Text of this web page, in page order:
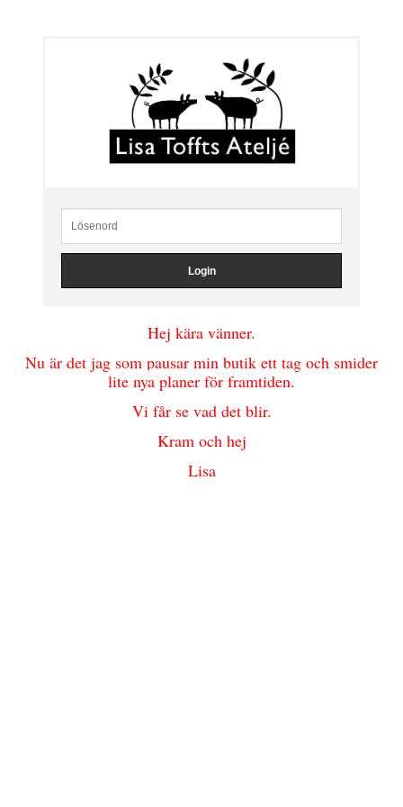
Hej kära vänner.
Nu är det jag som pausar min butik ett tag och smider
lite nya planer för framtiden.
Vi får se vad det blir.
Kram och hej
Lisa